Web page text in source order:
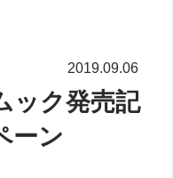
2019.09.06
ック発売記
ーン